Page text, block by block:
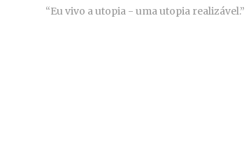
“Eu vivo a utopia - uma utopia realizável.”